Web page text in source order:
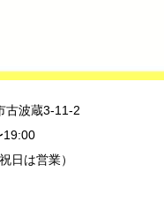
波蔵3-11-2
日は営業）